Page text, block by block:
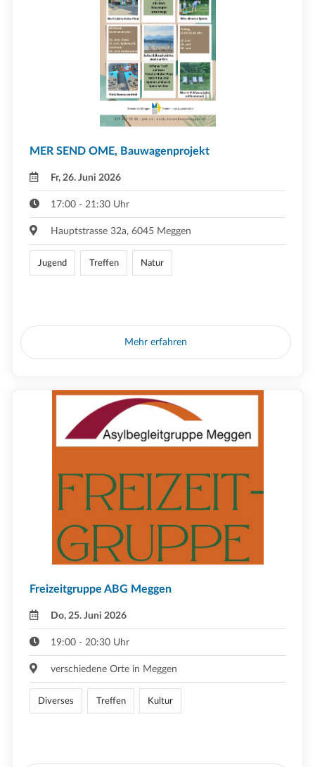
MER SEND OME, Bauwagenprojekt
Fr, 26. Juni 2026
17:00 - 21:30 Uhr
Hauptstrasse 32a, 6045 Meggen
Jugend Treffen Natur
Mehr erfahren
Freizeitgruppe ABG Meggen
Do, 25. Juni 2026
19:00 - 20:30 Uhr
verschiedene Orte in Meggen
Diverses Treffen Kultur